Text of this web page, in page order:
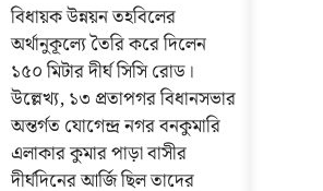
বিধায়ক উন্নয়ন তহবিলের
অর্থানুকূল্যে তৈরি করে দিলেন
১৫০ মিটার দীর্ঘ সিসি রোড।
উল্লেখ্য, ১৩ প্রতাপগর বিধানসভার
অন্তর্গত যোগেন্দ্র নগর বনকুমারি
এলাকার কুমার পাড়া বাসীর
দীর্ঘদিনের আর্জি ছিল তাদের